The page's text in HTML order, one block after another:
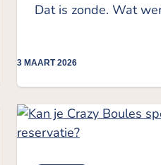
Dat is zonde. Wat
3 MAART 2026